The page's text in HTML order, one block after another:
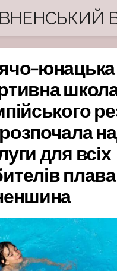
юнацька
для всіх